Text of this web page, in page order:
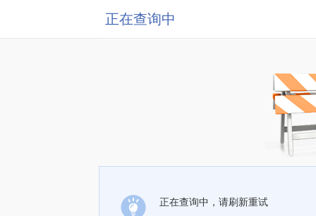
正在查询中
正在查询中，请刷新重试